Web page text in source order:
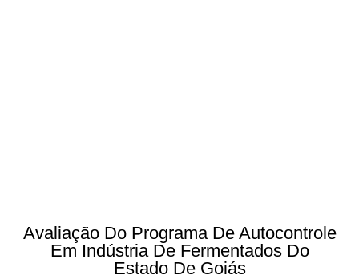
Avaliação Do Programa De Autocontrole
Em Indústria De Fermentados Do
Estado De Goiás